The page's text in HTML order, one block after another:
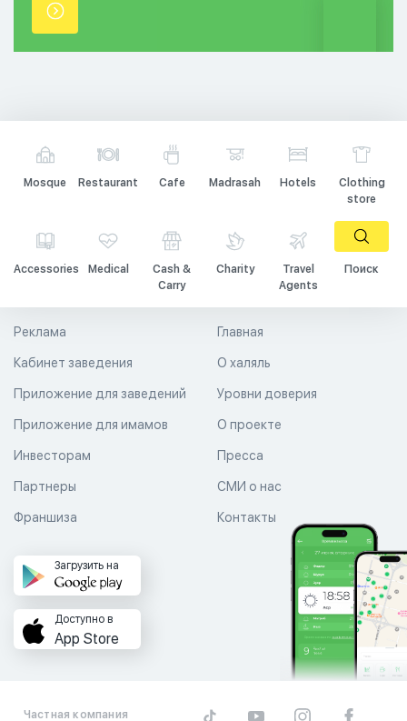
точки.
Mosque Restaurant Cafe Madrasah Hotels
Clothing
store
Accessories Medical
Cash &
Carry
Charity
Travel
Agents
Поиск
Главная
О халяль
Уровни доверия
Реклама
Кабинет заведения
Приложение для заведений
Приложение для имамов О проекте
Пресса
СМИ о нас
Контакты
Инвесторам
Партнеры
Франшиза
Загрузить на
Доступно в
App Store
Частная компания